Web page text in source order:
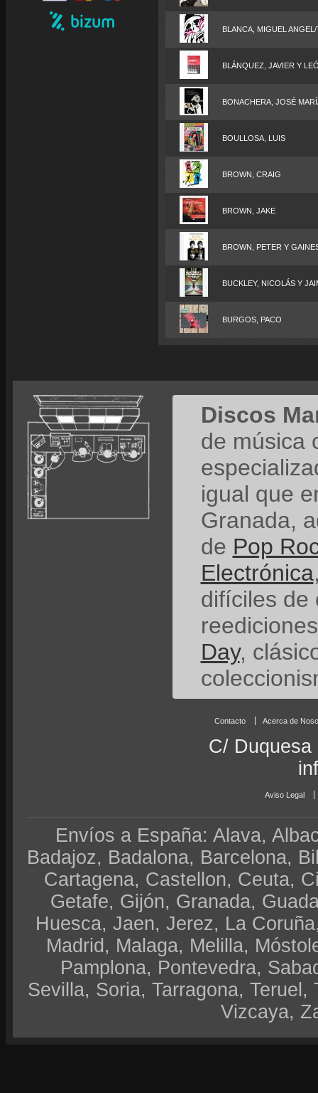
BLANCA, MIGUEL
BLÁNQUEZ, JAVIER Y
BONACHERA, JOSÉ
BOULLOSA, LUIS
BROWN, CRAIG
BROWN, JAKE
BROWN, PETER Y
BUCKLEY, NICOLÁS Y
BURGOS, PACO
Discos
de música
igual que
Granada,
de Pop
Electrónica
difíciles de
Day,
Contacto Acerca de
C/ Duquesa
Aviso Legal
Envíos a España: Alava,
Badajoz, Badalona, Barcelona,
Cartagena, Castellon, Ceuta,
Getafe, Gijón, Granada,
Huesca, Jaen, Jerez, La
Madrid, Malaga, Melilla,
Pamplona, Pontevedra,
Sevilla, Soria, Tarragona,
Vizcaya,